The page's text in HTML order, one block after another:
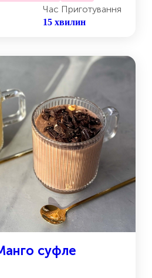
Час Приготування
15 хвилин
суфле